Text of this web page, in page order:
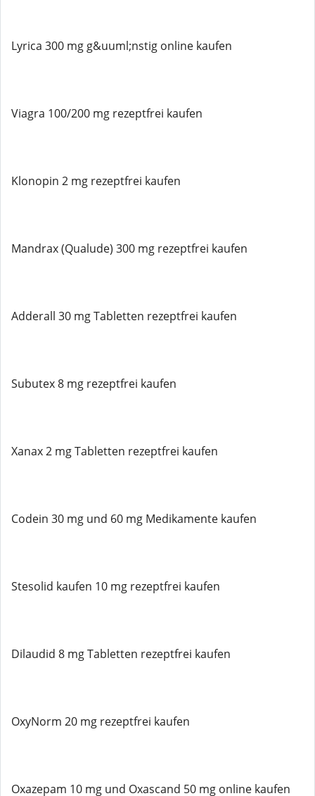
Lyrica 300 mg g&uuml;nstig online kaufen
Viagra 100/200 mg rezeptfrei kaufen
Klonopin 2 mg rezeptfrei kaufen
Mandrax (Qualude) 300 mg rezeptfrei kaufen
Adderall 30 mg Tabletten rezeptfrei kaufen
Subutex 8 mg rezeptfrei kaufen
Xanax 2 mg Tabletten rezeptfrei kaufen
Codein 30 mg und 60 mg Medikamente kaufen
Stesolid kaufen 10 mg rezeptfrei kaufen
Dilaudid 8 mg Tabletten rezeptfrei kaufen
OxyNorm 20 mg rezeptfrei kaufen
Oxazepam 10 mg und Oxascand 50 mg online kaufen